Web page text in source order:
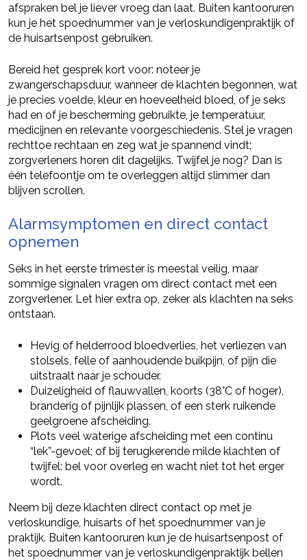
afspraken bel je liever vroeg dan laat. Buiten kantooruren
kun je het spoednummer van je verloskundigenpraktijk of
de huisartsenpost gebruiken.
Bereid het gesprek kort voor: noteer je
zwangerschapsduur, wanneer de klachten begonnen, wat
je precies voelde, kleur en hoeveelheid bloed, of je seks
had en of je bescherming gebruikte, je temperatuur,
medicijnen en relevante voorgeschiedenis. Stel je vragen
rechttoe rechtaan en zeg wat je spannend vindt;
zorgverleners horen dit dagelijks. Twijfel je nog? Dan is
één telefoontje om te overleggen altijd slimmer dan
blijven scrollen.
Alarmsymptomen en direct contact
opnemen
Seks in het eerste trimester is meestal veilig, maar
sommige signalen vragen om direct contact met een
zorgverlener. Let hier extra op, zeker als klachten na seks
ontstaan.
Hevig of helderrood bloedverlies, het verliezen van
stolsels, felle of aanhoudende buikpijn, of pijn die
uitstraalt naar je schouder.
Duizeligheid of flauwvallen, koorts (38°C of hoger),
branderig of pijnlijk plassen, of een sterk ruikende
geelgroene afscheiding.
Plots veel waterige afscheiding met een continu
“lek”-gevoel; of bij terugkerende milde klachten of
twijfel: bel voor overleg en wacht niet tot het erger
wordt.
Neem bij deze klachten direct contact op met je
verloskundige, huisarts of het spoednummer van je
praktijk. Buiten kantooruren kun je de huisartsenpost of
het spoednummer van je verloskundigenpraktijk bellen